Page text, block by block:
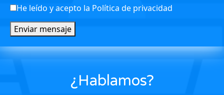
He leído y acepto la Política de privacidad
Enviar mensaje
¿Hablamos?